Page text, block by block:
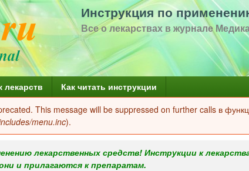
Перейти
к
содержанию
Инструкция по
Все о лекарствах в журнале
лекарств Как читать инструкции
This message will be suppressed on further calls в
menu.inc).
лекарственных средств! Инструкции к
и прилагаются к препаратам.